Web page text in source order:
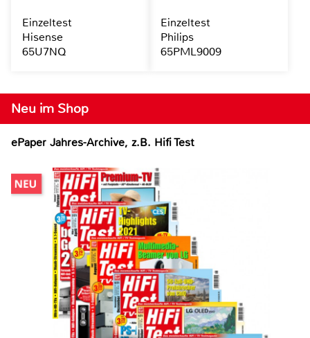
Neu im Shop
ePaper Jahres-Archive, z.B. Hifi Test
Einzeltest
Hisense
65U7NQ
Einzeltest
Philips
65PML9009